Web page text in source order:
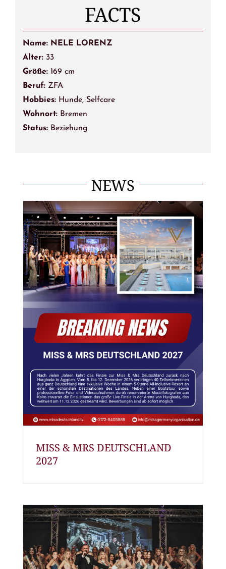
FACTS
Name: NELE LORENZ
Alter: 33
Größe: 169 cm
Beruf: ZFA
Hobbies: Hunde, Selfcare
Wohnort:Bremen
Status: Beziehung
NEWS
MISS & MRS DEUTSCHLAND
2027